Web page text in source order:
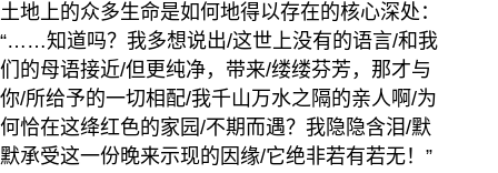
土地上的众多生命是如何地得以存在的核心深处：
“……知道吗？我多想说出/这世上没有的语言/和我
们的母语接近/但更纯净，带来/缕缕芬芳，那才与
你/所给予的一切相配/我千山万水之隔的亲人啊/为
何恰在这绛红色的家园/不期而遇？我隐隐含泪/默
默承受这一份晚来示现的因缘/它绝非若有若无！”